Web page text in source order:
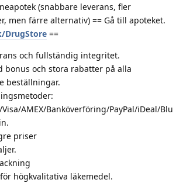
(snabbare leverans, fler
men färre alternativ) == Gå till apoteket.
==
och fullständig integritet.
bonus och stora rabatter på alla
beställningar.
AMEX/Banköverföring/PayPal/iDeal/Blu
priser
högkvalitativa läkemedel.